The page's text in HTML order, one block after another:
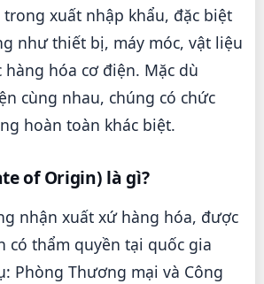
xuất nhập khẩu, đặc biệt
như thiết bị, máy móc, vật liệu
hóa cơ điện. Mặc dù
cùng nhau, chúng có chức
hoàn toàn khác biệt.
of Origin) là gì?
nhận xuất xứ hàng hóa, được
có thẩm quyền tại quốc gia
Phòng Thương mại và Công